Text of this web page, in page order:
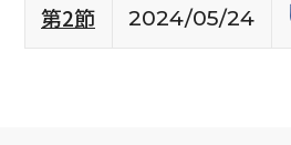
第2節
2024/05/24